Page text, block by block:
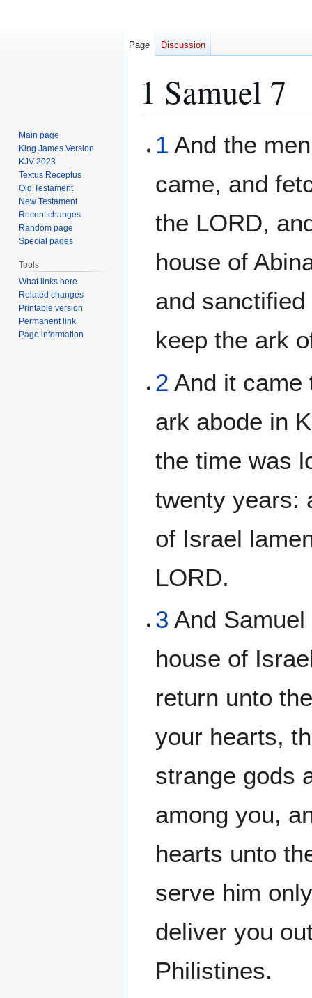
1 Samuel 7
toto
1 And the
came, and
the LORD,
house of
and
keep the ark
2 And it came
ark abode in
the time was
twenty years:
of Israel
LORD.
3 And
house of
return unto
your hearts,
strange gods
among you,
hearts unto
serve him
deliver you
Philistines.
Page Discussion
Main page
King James Version
KJV 2023
Textus Receptus
Old Testament
New Testament
Recent changes
Random page
Special pages
Tools
What links here
Related changes
Printable version
Permanent link
Page information